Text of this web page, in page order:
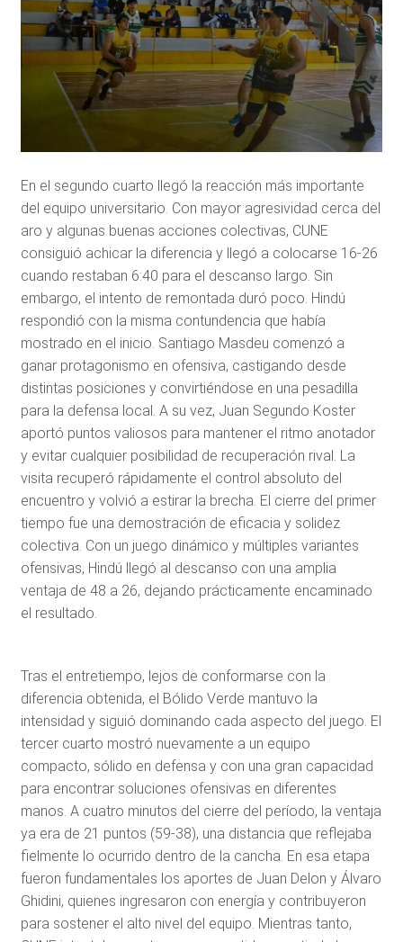
En el segundo cuarto llegó la reacción más importante
del equipo universitario. Con mayor agresividad cerca del
aro y algunas buenas acciones colectivas, CUNE
consiguió achicar la diferencia y llegó a colocarse 16-26
cuando restaban 6:40 para el descanso largo. Sin
embargo, el intento de remontada duró poco. Hindú
respondió con la misma contundencia que había
mostrado en el inicio. Santiago Masdeu comenzó a
ganar protagonismo en ofensiva, castigando desde
distintas posiciones y convirtiéndose en una pesadilla
para la defensa local. A su vez, Juan Segundo Koster
aportó puntos valiosos para mantener el ritmo anotador
y evitar cualquier posibilidad de recuperación rival. La
visita recuperó rápidamente el control absoluto del
encuentro y volvió a estirar la brecha. El cierre del primer
tiempo fue una demostración de eficacia y solidez
colectiva. Con un juego dinámico y múltiples variantes
ofensivas, Hindú llegó al descanso con una amplia
ventaja de 48 a 26, dejando prácticamente encaminado
el resultado.
Tras el entretiempo, lejos de conformarse con la
diferencia obtenida, el Bólido Verde mantuvo la
intensidad y siguió dominando cada aspecto del juego. El
tercer cuarto mostró nuevamente a un equipo
compacto, sólido en defensa y con una gran capacidad
para encontrar soluciones ofensivas en diferentes
manos. A cuatro minutos del cierre del período, la ventaja
ya era de 21 puntos (59-38), una distancia que reflejaba
fielmente lo ocurrido dentro de la cancha. En esa etapa
fueron fundamentales los aportes de Juan Delon y Álvaro
Ghidini, quienes ingresaron con energía y contribuyeron
para sostener el alto nivel del equipo. Mientras tanto,